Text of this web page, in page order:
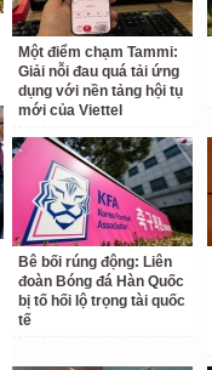
Một điểm chạm Tammi:
Giải nỗi đau quá tải ứng
dụng với nền tảng hội tụ
mới của Viettel
Bê bối rúng động: Liên
đoàn Bóng đá Hàn Quốc
bị tố hối lộ trọng tài quốc
tế